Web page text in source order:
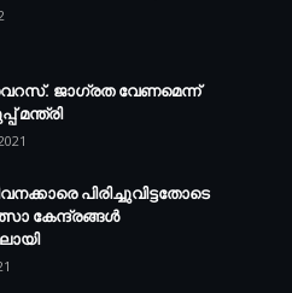
ജാഗ്രത വേണമെന്ന്
പിരിച്ചുവിട്ടതോടെ
കേന്ദ്രങ്ങള്‍